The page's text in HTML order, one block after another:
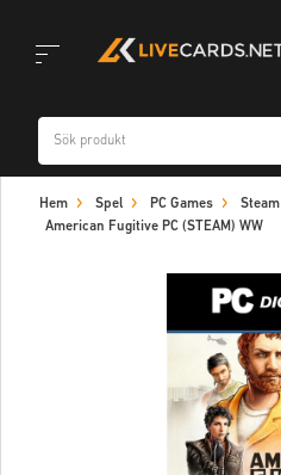
navigation
Hem Spel PC Games
Steam
American Fugitive PC (STEAM) WW